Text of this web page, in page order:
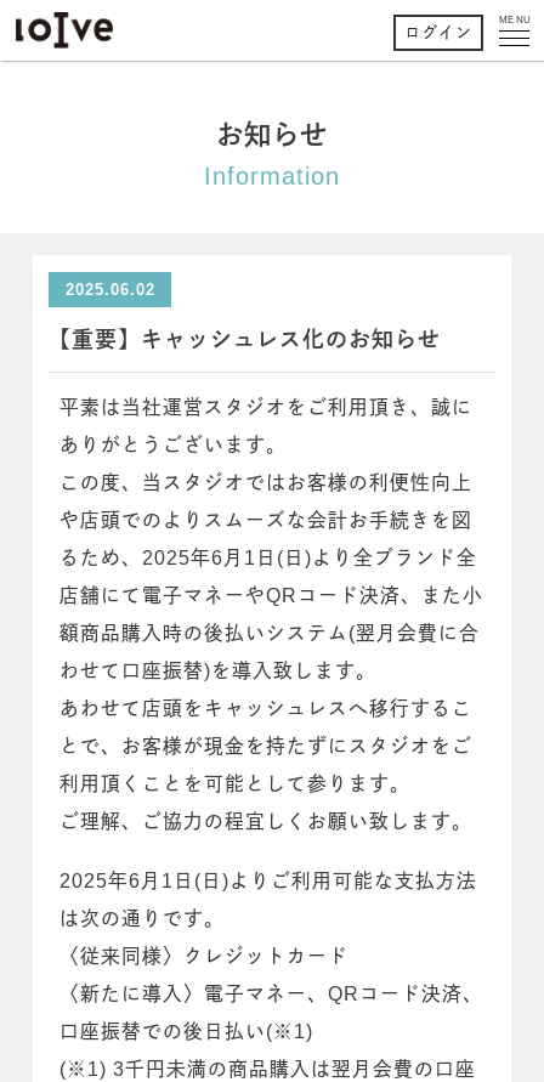
MENU
ログイン
お知らせ
Information
2025.06.02
【重要】キャッシュレス化のお知らせ
平素は当社運営スタジオをご利用頂き、誠に
ありがとうございます。
この度、当スタジオではお客様の利便性向上
や店頭でのよりスムーズな会計お手続きを図
るため、2025年6月1日(日)より全ブランド全
店舗にて電子マネーやQRコード決済、また小
額商品購入時の後払いシステム(翌月会費に合
わせて口座振替)を導入致します。
あわせて店頭をキャッシュレスへ移行するこ
とで、お客様が現金を持たずにスタジオをご
利用頂くことを可能として参ります。
ご理解、ご協力の程宜しくお願い致します。
2025年6月1日(日)よりご利用可能な支払方法
は次の通りです。
〈従来同様〉クレジットカード
〈新たに導入〉電子マネー、QRコード決済、
口座振替での後日払い(※1)
(※1) 3千円未満の商品購入は翌月会費の口座